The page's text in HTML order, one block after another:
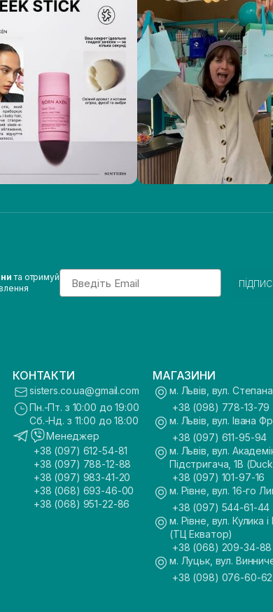
та отримуйEmail
КОНТАКТИ
sisters.co.ua@gmail.com
Пн.-Пт. з 10:00 до 19:00
Сб.-Нд. з 11:00 до 18:00
Менеджер
+38 (097) 612-54-81
+38 (097) 788-12-88
+38 (097) 983-41-20
+38 (068) 693-46-00
+38 (068) 951-22-86
МАГАЗИНИ
м. Львів, вул.
+38 (098) 778-13-79
м. Львів, вул. Івана
+38 (097) 611-95-94
м. Львів, вул.
Підстригача, 1В
+38 (097) 101-97-16
м. Рівне, вул. 16-го
+38 (097) 544-61-44
м. Рівне, вул. Кулика
(ТЦ Екватор)
+38 (068) 209-34-88
м. Луцьк, вул.
+38 (098) 076-60-62